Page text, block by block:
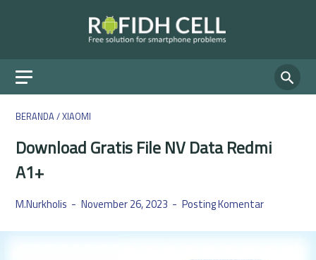
BERANDA/XIAOMI
Download Gratis File NV Data Redmi
A1+
M.Nurkholis November 26, 2023 Posting Komentar